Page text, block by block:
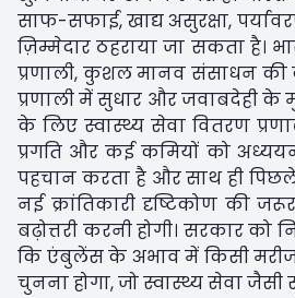
साफ-सफाई, खाद्य असुरक्षा,
ज़िम्मेदार ठहराया जा सकता है।
प्रणाली, कुशल मानव संसाधन की
प्रणाली में सुधार और जवाबदेही के
के लिए स्वास्थ्य सेवा वितरण
प्रगति और कई कमियों को
पहचान करता है और साथ ही
नई क्रांतिकारी दृष्टिकोण की
बढ़ोत्तरी करनी होगी। सरकार
कि एंबुलेंस के अभाव में किसी
चुनना होगा, जो स्वास्थ्य सेवा